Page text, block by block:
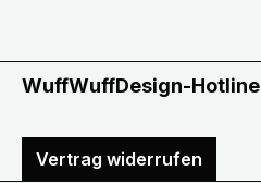
WuffWuffDesign-Hotline
Vertrag widerrufen